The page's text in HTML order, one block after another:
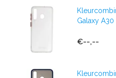
Galaxy A30
€--,--